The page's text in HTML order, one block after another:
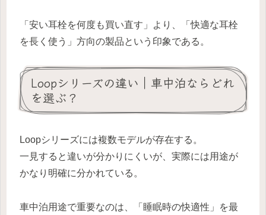
「安い耳栓を何度も買い直す」より、「快適な耳栓
を長く使う」方向の製品という印象である。
Loopシリーズの違い｜車中泊ならどれ
を選ぶ？
Loopシリーズには複数モデルが存在する。
一見すると違いが分かりにくいが、実際には用途が
かなり明確に分かれている。
車中泊用途で重要なのは、「睡眠時の快適性」を最